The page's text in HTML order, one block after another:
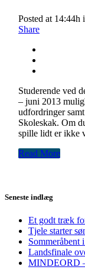
Posted at 14:44h
Share
Studerende ved
– juni 2013
udfordringer
Skoleskak. Om
spille lidt er ikke
Read More
Seneste indlæg
Et godt træk
Tjele starter
Sommeråbent
Landsfinale
MINDEORD